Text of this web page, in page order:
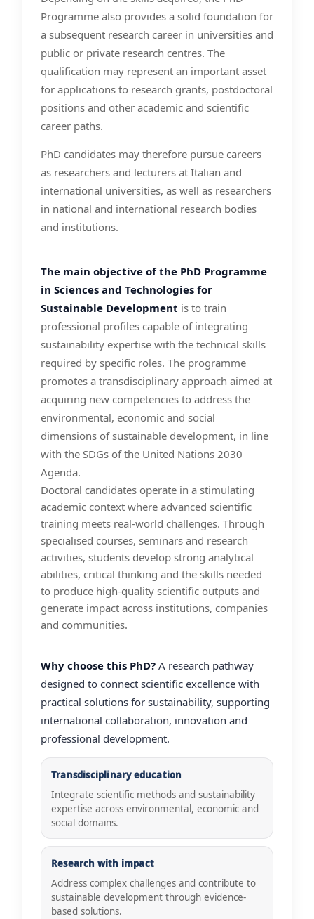
Programme also provides a solid foundation for
a subsequent research career in universities and
public or private research centres. The
qualification may represent an important asset
for applications to research grants, postdoctoral
positions and other academic and scientific
career paths.
PhD candidates may therefore pursue careers
as researchers and lecturers at Italian and
international universities, as well as researchers
in national and international research bodies
and institutions.
The main objective of the PhD Programme
in Sciences and Technologies for
Sustainable Development is to train
professional profiles capable of integrating
sustainability expertise with the technical skills
required by specific roles. The programme
promotes a transdisciplinary approach aimed at
acquiring new competencies to address the
environmental, economic and social
dimensions of sustainable development, in line
with the SDGs of the United Nations 2030
Agenda.
Doctoral candidates operate in a stimulating
academic context where advanced scientific
training meets real-world challenges. Through
specialised courses, seminars and research
activities, students develop strong analytical
abilities, critical thinking and the skills needed
to produce high-quality scientific outputs and
generate impact across institutions, companies
and communities.
Why choose this PhD? A research pathway
designed to connect scientific excellence with
practical solutions for sustainability, supporting
international collaboration, innovation and
professional development.
Transdisciplinary education
Integrate scientific methods and sustainability
expertise across environmental, economic and
social domains.
Research with impact
Address complex challenges and contribute to
sustainable development through evidence-
based solutions.